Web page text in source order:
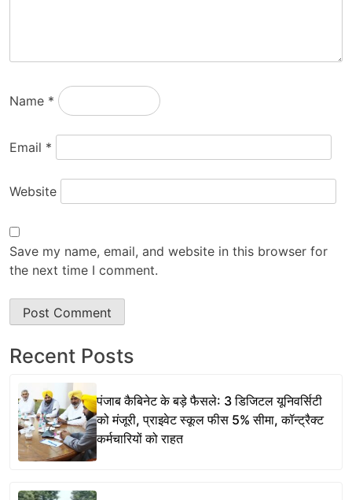
Name *
Email *
Website
Save my name, email, and website in this browser for
the next time I comment.
Recent Posts
पंजाब कैबिनेट के बड़े फैसले: 3 डिजिटल यूनिवर्सिटी
को मंजूरी, प्राइवेट स्कूल फीस 5% सीमा, कॉन्ट्रैक्ट
कर्मचारियों को राहत